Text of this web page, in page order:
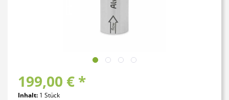
199,00 € *
Inhalt: 1 Stück